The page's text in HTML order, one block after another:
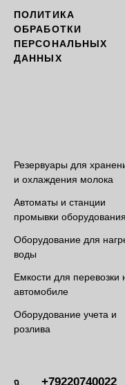
ПОЛИТИКА
ОБРАБОТКИ
ПЕРСОНАЛЬНЫХ
ДАННЫХ
Резервуары для
и охлаждения молока
Автоматы и станции
промывки оборудования
Оборудование для
воды
Емкости для перевозки
автомобиле
Оборудование учета и
розлива
+79220740022